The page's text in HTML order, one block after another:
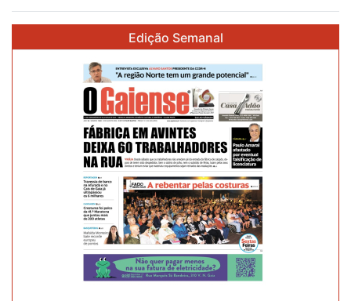
Camisola
Amarela
após
quarto
cruzar
Edição Semanal